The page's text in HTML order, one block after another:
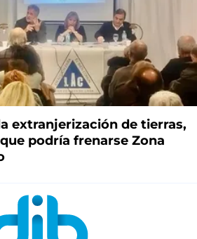
extranjerización de tierras,
podría frenarse Zona